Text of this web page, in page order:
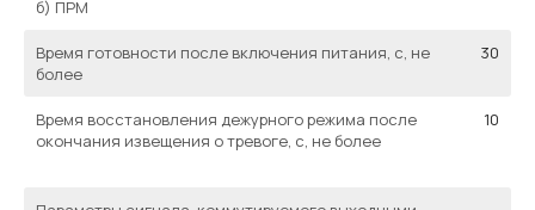
б) ПРМ
Время готовности после включения питания, с, не
более
30
Время восстановления дежурного режима после
окончания извещения о тревоге, с, не более
10